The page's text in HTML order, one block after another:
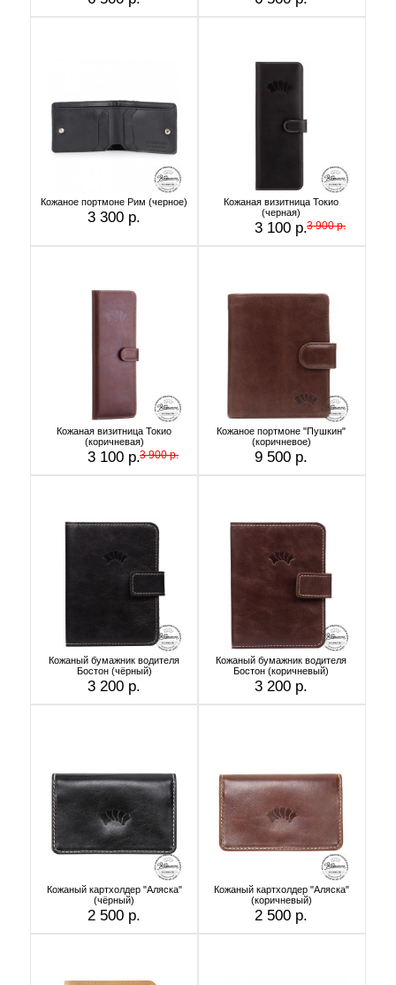
Кожаное портмоне Рим (черное)
3 300 р.
Кожаная визитница Токио
(черная)
3 100 р.3 900 р.
Кожаная визитница Токио
(коричневая)
3 100 р.3 900 р.
Кожаное портмоне "Пушкин"
(коричневое)
9 500 р.
Кожаный бумажник водителя
Бостон (чёрный)
3 200 р.
Кожаный бумажник водителя
Бостон (коричневый)
3 200 р.
Кожаный картхолдер "Аляска"
(чёрный)
2 500 р.
Кожаный картхолдер "Аляска"
(коричневый)
2 500 р.